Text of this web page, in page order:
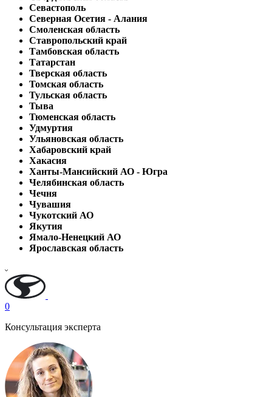
Севастополь
Северная Осетия - Алания
Смоленская область
Ставропольский край
Тамбовская область
Татарстан
Тверская область
Томская область
Тульская область
Тыва
Тюменская область
Удмуртия
Ульяновская область
Хабаровский край
Хакасия
Ханты-Мансийский АО - Югра
Челябинская область
Чечня
Чувашия
Чукотский АО
Якутия
Ямало-Ненецкий АО
Ярославская область
0
Консультация эксперта